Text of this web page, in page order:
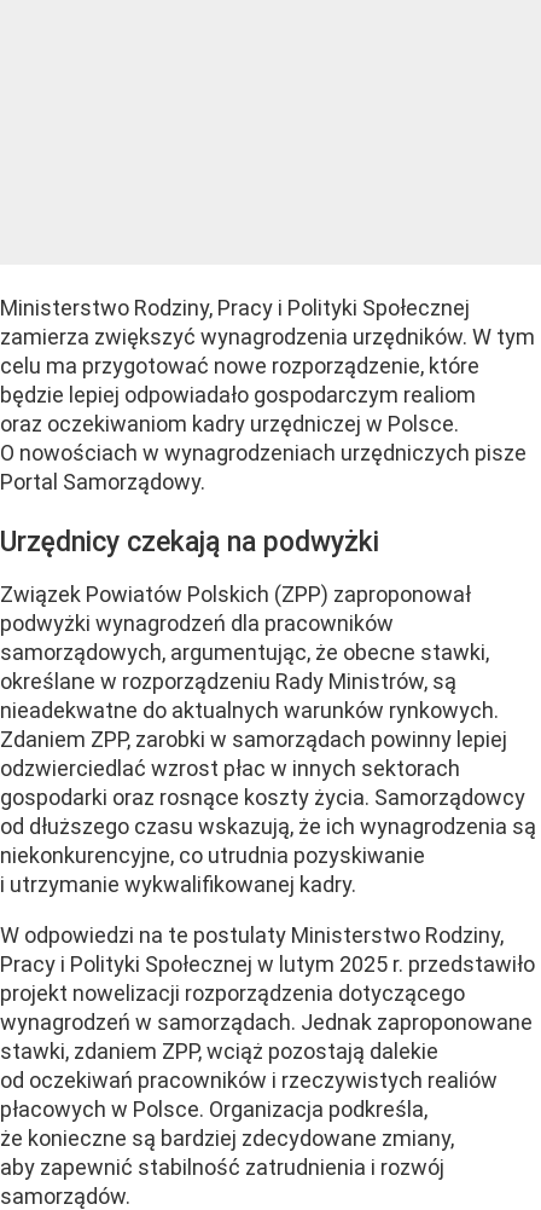
Ministerstwo Rodziny, Pracy i Polityki Społecznej
zamierza zwiększyć wynagrodzenia urzędników. W tym
celu ma przygotować nowe rozporządzenie, które
będzie lepiej odpowiadało gospodarczym realiom
oraz oczekiwaniom kadry urzędniczej w Polsce.
O nowościach w wynagrodzeniach urzędniczych pisze
Portal Samorządowy.
Urzędnicy czekają na podwyżki
Związek Powiatów Polskich (ZPP) zaproponował
podwyżki wynagrodzeń dla pracowników
samorządowych, argumentując, że obecne stawki,
określane w rozporządzeniu Rady Ministrów, są
nieadekwatne do aktualnych warunków rynkowych.
Zdaniem ZPP, zarobki w samorządach powinny lepiej
odzwierciedlać wzrost płac w innych sektorach
gospodarki oraz rosnące koszty życia. Samorządowcy
od dłuższego czasu wskazują, że ich wynagrodzenia są
niekonkurencyjne, co utrudnia pozyskiwanie
i utrzymanie wykwalifikowanej kadry.
W odpowiedzi na te postulaty Ministerstwo Rodziny,
Pracy i Polityki Społecznej w lutym 2025 r. przedstawiło
projekt nowelizacji rozporządzenia dotyczącego
wynagrodzeń w samorządach. Jednak zaproponowane
stawki, zdaniem ZPP, wciąż pozostają dalekie
od oczekiwań pracowników i rzeczywistych realiów
płacowych w Polsce. Organizacja podkreśla,
że konieczne są bardziej zdecydowane zmiany,
aby zapewnić stabilność zatrudnienia i rozwój
samorządów.